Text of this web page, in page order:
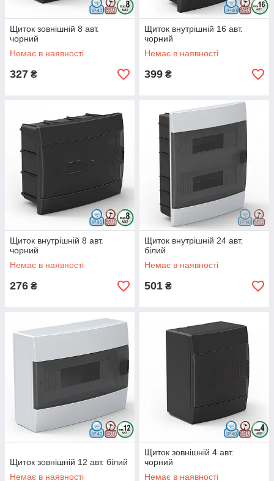
Щиток зовнішній 8 авт.
чорний
Немає в наявності
327 ₴
Щиток внутрішній 16 авт.
чорний
Немає в наявності
399 ₴
Щиток внутрішній 8 авт.
чорний
Немає в наявності
276 ₴
Щиток внутрішній 24 авт.
білий
Немає в наявності
501 ₴
Щиток зовнішній 12 авт. білий
Немає в наявності
Щиток зовнішній 4 авт.
чорний
Немає в наявності